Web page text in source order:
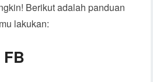
Berikut adalah panduan
lakukan: